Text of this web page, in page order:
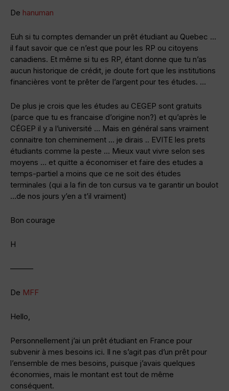
De hanuman
Euh si tu comptes demander un prêt étudiant au Quebec …
il faut savoir que ce n’est que pour les RP ou citoyens
canadiens. Et même si tu es RP, étant donne que tu n’as
aucun historique de crédit, je doute fort que les institutions
financières vont te prêter de l’argent pour tes études. …
De plus je crois que les études au CEGEP sont gratuits
(parce que tu es francaise d’origine non?) et qu’après le
CÉGEP il y a l’université … Mais en général sans vraiment
connaitre ton cheminement … je dirais .. EVITE les prets
étudiants comme la peste … Mieux vaut vivre selon ses
moyens … et quitte a économiser et faire des etudes a
temps-partiel a moins que ce ne soit des études
terminales (qui a la fin de ton cursus va te garantir un boulot
…de nos jours y’en a t’il vraiment)
Bon courage
H
———
De MFF
Hello,
Personnellement j’ai un prêt étudiant en France pour
subvenir à mes besoins ici. Il ne s’agit pas d’un prêt pour
l’ensemble de mes besoins, puisque j’avais quelques
économies, mais le montant est tout de même
conséquent.